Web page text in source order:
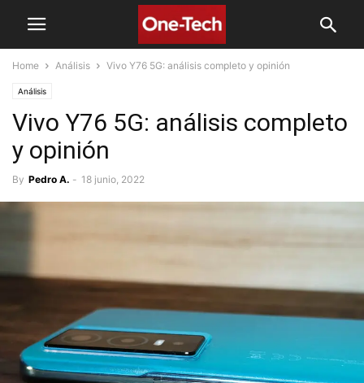
Home Análisis Vivo Y76 5G: análisis completo y opinión
Análisis
Vivo Y76 5G: análisis completo
y opinión
By Pedro A. - 18 junio, 2022